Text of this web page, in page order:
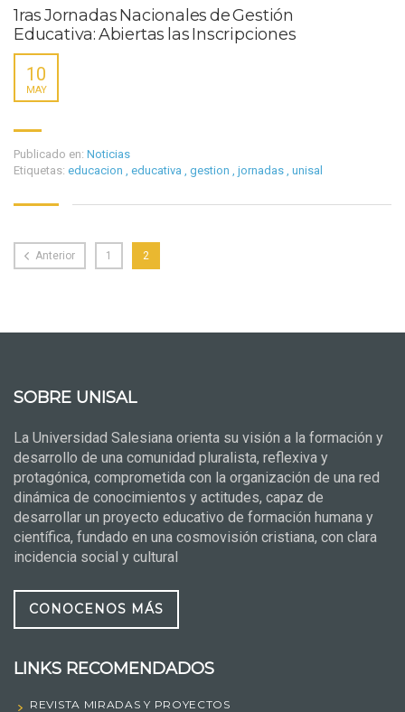
1ras Jornadas Nacionales de Gestión
Educativa: Abiertas las Inscripciones
10
MAY
Publicado en: Noticias
Etiquetas: educacion educativa gestion jornadas unisal
Anterior 1 2
SOBRE UNISAL
La Universidad Salesiana orienta su visión a la formación y
desarrollo de una comunidad pluralista, reflexiva y
protagónica, comprometida con la organización de una red
dinámica de conocimientos y actitudes, capaz de
desarrollar un proyecto educativo de formación humana y
científica, fundado en una cosmovisión cristiana, con clara
incidencia social y cultural
CONOCENOS MÁS
LINKS RECOMENDADOS
REVISTA MIRADAS Y PROYECTOS